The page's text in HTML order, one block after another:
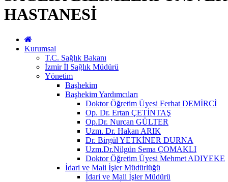
HASTANESİ
Kurumsal
T.C. Sağlık Bakanı
İzmir İl Sağlık Müdürü
Yönetim
Başhekim
Başhekim Yardımcıları
Doktor Öğretim Üyesi Ferhat DEMİRCİ
Op. Dr. Ertan ÇETİNTAŞ
Op.Dr. Nurcan GÜLTER
Uzm. Dr. Hakan ARIK
Dr. Birgül YETKİNER DURNA
Uzm.Dr.Nilgün Sema ÇOMAKLI
Doktor Öğretim Üyesi Mehmet ADIYEKE
İdari ve Mali İşler Müdürlüğü
İdari ve Mali İşler Müdürü